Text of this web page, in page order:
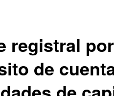
registral
de